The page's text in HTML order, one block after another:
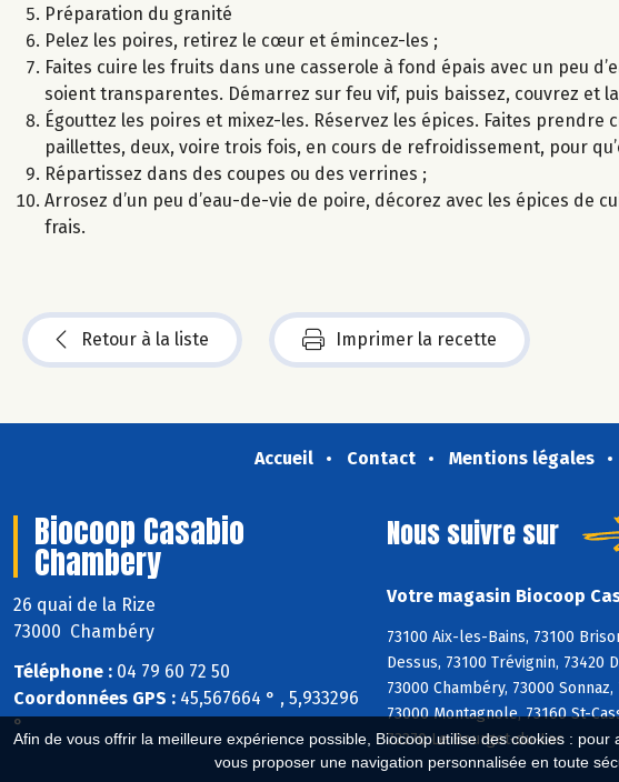
Afin de vous offrir la meilleure expérience possible, Biocoop utilise des cookies :
vous proposer une navigation personnalisée en toute
Préparation du granité
Pelez les poires, retirez le cœur et émincez-les ;
Faites cuire les fruits dans une casserole à fond épais avec un peu
soient transparentes. Démarrez sur feu vif, puis baissez, couvrez et
Égouttez les poires et mixez-les. Réservez les épices. Faites
paillettes, deux, voire trois fois, en cours de refroidissement, pour
Répartissez dans des coupes ou des verrines ;
Arrosez d’un peu d’eau-de-vie de poire, décorez avec les épices de
frais.
Retour à la liste Imprimer la recette
Accueil Contact Mentions légales
Biocoop Casabio
Chambery
26 quai de la Rize
73000 Chambéry
Téléphone : 04 79 60 72 50
Coordonnées GPS : 45,567664 ° , 5,933296
°
Nous suivre sur
Votre magasin Biocoop
73100 Aix-les-Bains, 73100
Dessus, 73100 Trévignin, 73420
73000 Chambéry, 73000
73000 Montagnole, 73160 St-
73370 Le Bourget-du-Lac